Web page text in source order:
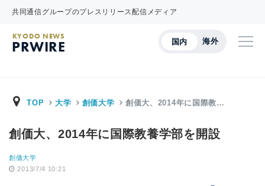
共同通信グループのプレスリリース配信メディア
国内 海外
KYODO NEWS
PRWIRE
TOP 大学 創価大学 創価大、2014年に国際教…
創価大、2014年に国際教養学部を開設
創価大学
2013/7/4 10:21